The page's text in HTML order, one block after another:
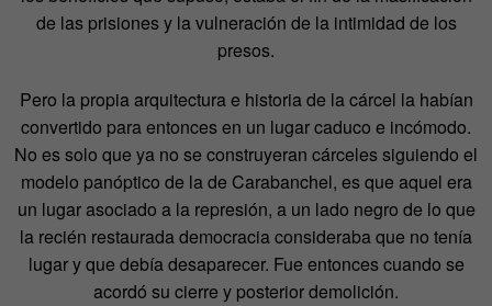
de las prisiones y la vulneración de la intimidad de los
presos.
Pero la propia arquitectura e historia de la cárcel la habían
convertido para entonces en un lugar caduco e incómodo.
No es solo que ya no se construyeran cárceles siguiendo el
modelo panóptico de la de Carabanchel, es que aquel era
un lugar asociado a la represión, a un lado negro de lo que
la recién restaurada democracia consideraba que no tenía
lugar y que debía desaparecer. Fue entonces cuando se
acordó su cierre y posterior demolición.